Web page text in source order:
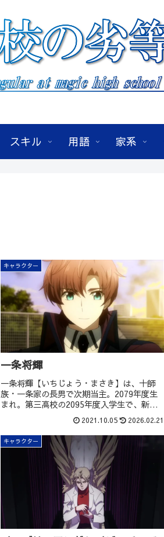
スキル 用語 家系
キャラクター
一条将輝
一条将輝【いちじょう・まさき】は、十師
族・一条家の長男で次期当主。2079年度生
まれ。第三高校の2095年度入学生で、新入
生総代。風紀委員。また国立魔法大学の
2098年度入学生。得意魔法は『爆裂』。13
歳の頃に初陣を果たし、「クリムゾン・プリ
ンス」の異名をとる。2095年度の九校戦で
深雪に一目惚れした。
2021.10.05 2026.02.21
キャラクター